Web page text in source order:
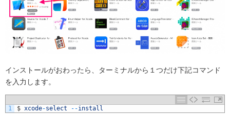
インストールがおわったら、ターミナルから１つだけ下記コマンド
を入力します。
1 $ xcode-select --install